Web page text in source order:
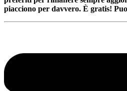
piacciono per davvero. È gratis!